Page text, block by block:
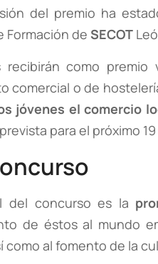
del premio ha
Formación de SECOT
recibirán como
comercial o de
jóvenes el comercio
para el próximo
del concurso es la
de éstos al mundo
como al fomento de la